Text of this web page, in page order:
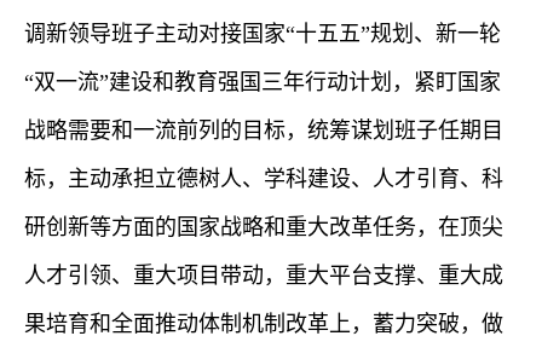
调新领导班子主动对接国家“十五五”规划、新一轮
“双一流”建设和教育强国三年行动计划， 紧盯国家
战略需要和一流前列的目标，统筹谋划班子任期目
标， 主动承担立德树人、学科建设、人才引育、科
研创新等方面的 国家战略和 重大改革任务 ， 在顶尖
人才引领、重大项目带动，重大平台支撑、重大成
果培育和全面推动体制机制改革上，蓄力突破，做